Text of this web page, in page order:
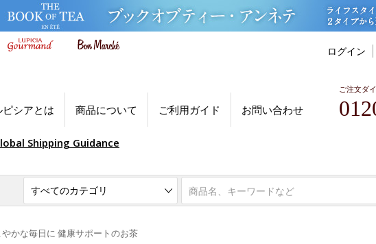
ログイン
ピシアとは 商品について ご利用ガイド お問い合わせ
ご注文ダ
Shipping Guidance
かな毎日に 健康サポートのお茶